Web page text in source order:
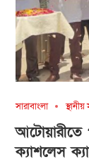
সারাবাংলা
আটোয়ারীতে
ক্যাশলেস